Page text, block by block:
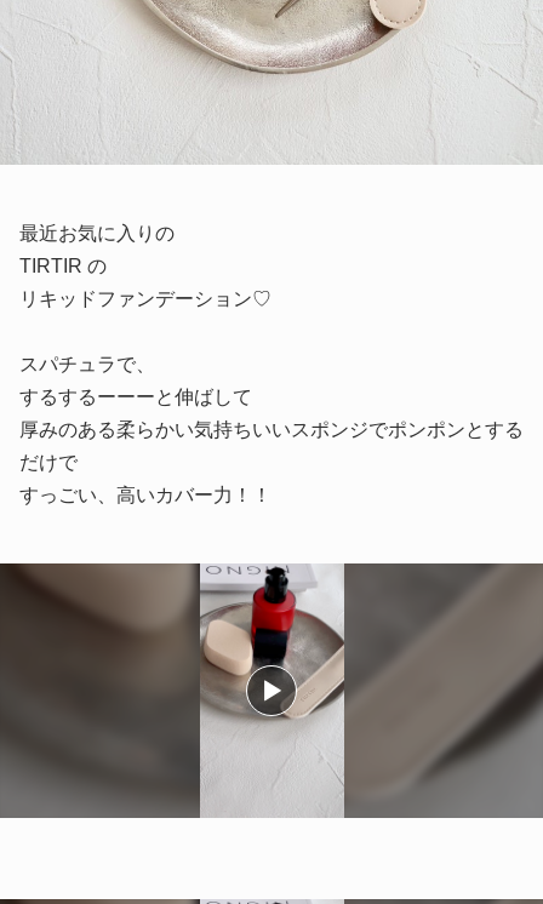
最近お気に入りの
TIRTIR の
リキッドファンデーション♡
スパチュラで、
するするーーーと伸ばして
厚みのある柔らかい気持ちいいスポンジでポンポンとする
だけで
すっごい、高いカバー力！！